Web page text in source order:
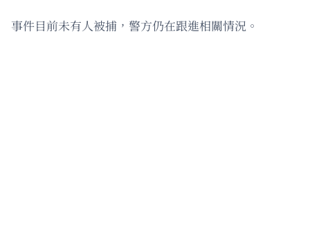
事件目前未有人被捕，警方仍在跟進相關情況。